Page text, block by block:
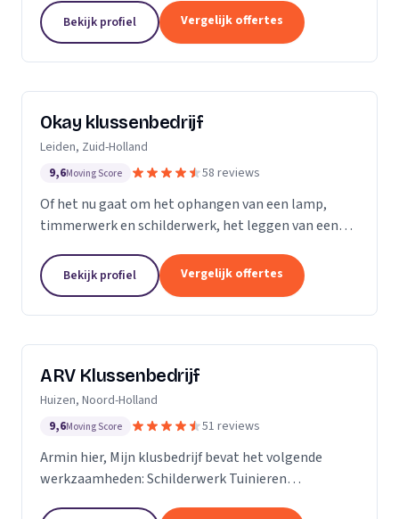
vloerverwarming, radiatoren, convectoren,
leidingwerk, geisers,...
Bekijk profiel Vergelijk offertes
Okay klussenbedrijf
Leiden, Zuid-Holland
9,6Moving Score 58 reviews
Of het nu gaat om het ophangen van een lamp,
timmerwerk en schilderwerk, het leggen van een
renovatie en aanleggen van een nieuwe badkamer
of...
Bekijk profiel Vergelijk offertes
ARV Klussenbedrijf
Huizen, Noord-Holland
9,6Moving Score 51 reviews
Armin hier, Mijn klusbedrijf bevat het volgende
werkzaamheden: Schilderwerk Tuinieren